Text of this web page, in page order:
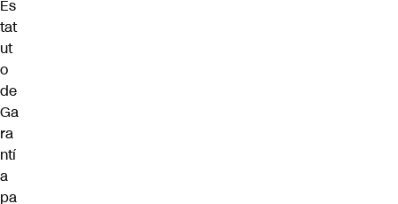
Es
tat
ut
o
de
Ga
ra
ntí
a
pa